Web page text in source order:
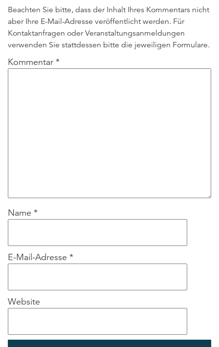
Beachten Sie bitte, dass der Inhalt Ihres Kommentars nicht
aber Ihre E-Mail-Adresse veröffentlicht werden. Für
Kontaktanfragen oder Veranstaltungsanmeldungen
verwenden Sie stattdessen bitte die jeweiligen Formulare.
Kommentar *
Name *
E-Mail-Adresse *
Website